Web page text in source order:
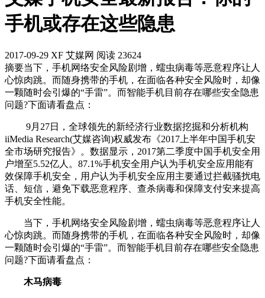
手机或存在这些隐患
2017-09-29 XF 艾媒网 阅读 23624
摘要当下，手机网络安全风险剧增，蠕虫病毒等恶意程序让人
心惊肉跳。而随身携带的手机，在面临各种安全风险时，却像
一颗随时会引爆的“手雷”。而智能手机目前存在哪些安全隐患
问题?下面请看盘点：
9月27日，全球领先的新经济行业数据挖掘和分析机构
iiMedia Research(艾媒咨询)权威发布《2017上半年中国手机安
全市场研究报告》。数据显示，2017第二季度中国手机安全用
户增至5.52亿人。87.1%手机安全用户认为手机安全应用能有
效保障手机安全，用户认为手机安全应用主要通过拦截骚扰电
话、短信，避免下载恶意程序、查杀病毒和保障支付安来提高
手机安全性能。
当下，手机网络安全风险剧增，蠕虫病毒等恶意程序让人
心惊肉跳。而随身携带的手机，在面临各种安全风险时，却像
一颗随时会引爆的“手雷”。而智能手机目前存在哪些安全隐患
问题?下面请看盘点：
木马病毒